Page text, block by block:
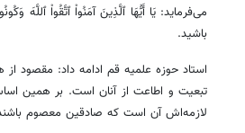
می‌فرماید: یَاأَیُّهَا ٱلَّذِینَ آمَنُواْ ٱتَّقُواْٱللَّهَ
باشید.
استاد حوزه علمیه قم ادامه داد: مقصود
تبعیت و اطاعت از آنان است. بر همین
لازمه‌اش آن است که صادقین معصوم